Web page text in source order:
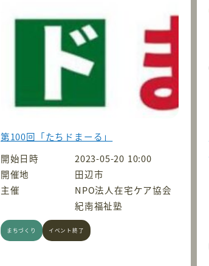
第100回「たちドまーる」
開始日時
2023-05-20 10:00
開催地
田辺市
主催
NPO法人在宅ケア協会
紀南福祉塾
まちづくり イベント終了